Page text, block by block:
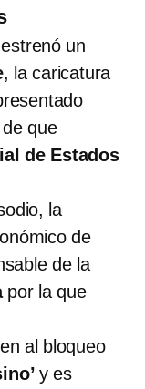
un
, la caricatura
que
de Estados
la
de
de la
por la que
al bloqueo
y es